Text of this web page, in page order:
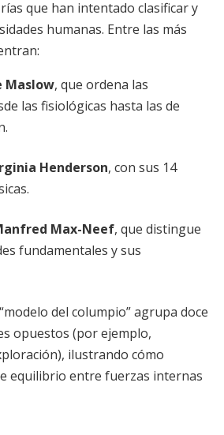
que han intentado clasificar y
humanas. Entre las más
Maslow, que ordena las
las fisiológicas hasta las de
Henderson, con sus 14
Max-Neef, que distingue
fundamentales y sus
del columpio” agrupa doce
opuestos (por ejemplo,
ilustrando cómo
equilibrio entre fuerzas internas